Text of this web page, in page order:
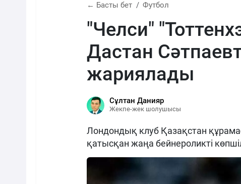
← Басты бет Футбол
"Челси"
Дастан
жариялады
Сұлтан Данияр
Жекпе-жек шолушысы
Лондондық клуб Қазақстан
қатысқан жаңа бейнероликті